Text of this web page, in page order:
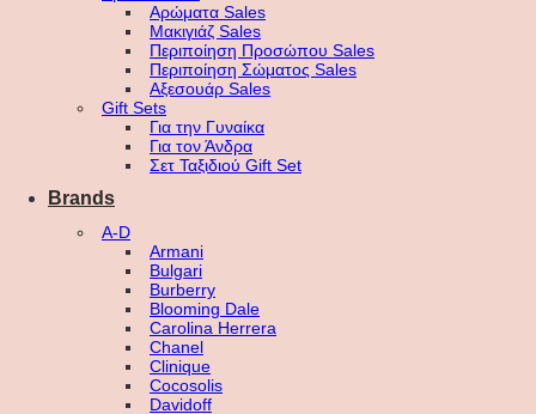
Αρώματα Sales
Μακιγιάζ Sales
Περιποίηση Προσώπου Sales
Περιποίηση Σώματος Sales
Αξεσουάρ Sales
Gift Sets
Για την Γυναίκα
Για τον Άνδρα
Σετ Ταξιδιού Gift Set
Brands
A-D
Armani
Bulgari
Burberry
Blooming Dale
Carolina Herrera
Chanel
Clinique
Cocosolis
Davidoff